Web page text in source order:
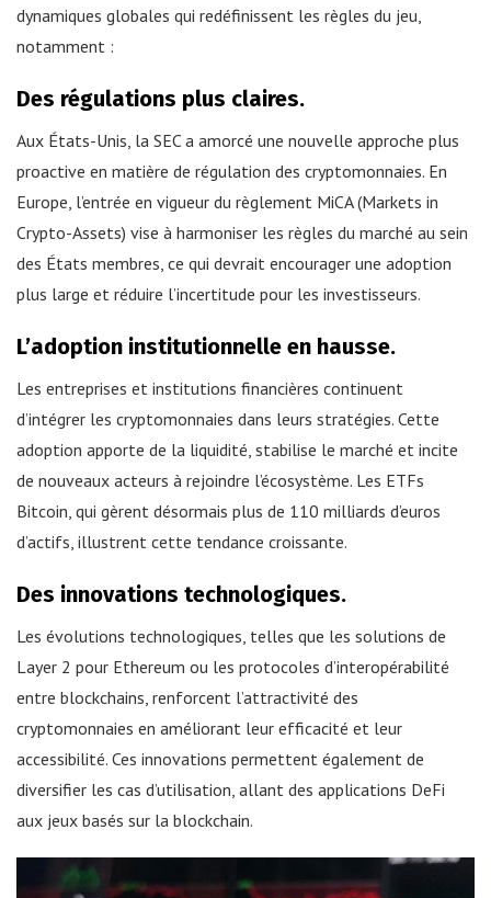
dynamiques globales qui redéfinissent les règles du jeu,
notamment :
Des régulations plus claires.
Aux États-Unis, la SEC a amorcé une nouvelle approche plus
proactive en matière de régulation des cryptomonnaies. En
Europe, l’entrée en vigueur du règlement MiCA (Markets in
Crypto-Assets) vise à harmoniser les règles du marché au sein
des États membres, ce qui devrait encourager une adoption
plus large et réduire l’incertitude pour les investisseurs.
L’adoption institutionnelle en hausse.
Les entreprises et institutions financières continuent
d’intégrer les cryptomonnaies dans leurs stratégies. Cette
adoption apporte de la liquidité, stabilise le marché et incite
de nouveaux acteurs à rejoindre l’écosystème. Les ETFs
Bitcoin, qui gèrent désormais plus de 110 milliards d’euros
d’actifs, illustrent cette tendance croissante.
Des innovations technologiques.
Les évolutions technologiques, telles que les solutions de
Layer 2 pour Ethereum ou les protocoles d’interopérabilité
entre blockchains, renforcent l’attractivité des
cryptomonnaies en améliorant leur efficacité et leur
accessibilité. Ces innovations permettent également de
diversifier les cas d’utilisation, allant des applications DeFi
aux jeux basés sur la blockchain.